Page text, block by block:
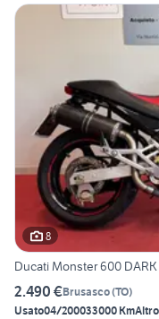
8
Ducati Monster 600 DARK
2.490 €Brusasco(TO)
Usato04/200033000 KmAltro